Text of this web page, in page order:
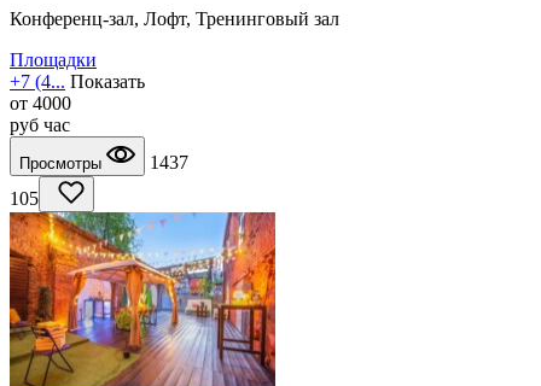
Конференц-зал, Лофт, Тренинговый зал
Площадки
+7 (4... Показать
от 4000
руб час
Просмотры
1437
105